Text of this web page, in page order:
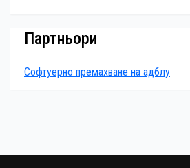
Партньори
Софтуерно премахване на адблу